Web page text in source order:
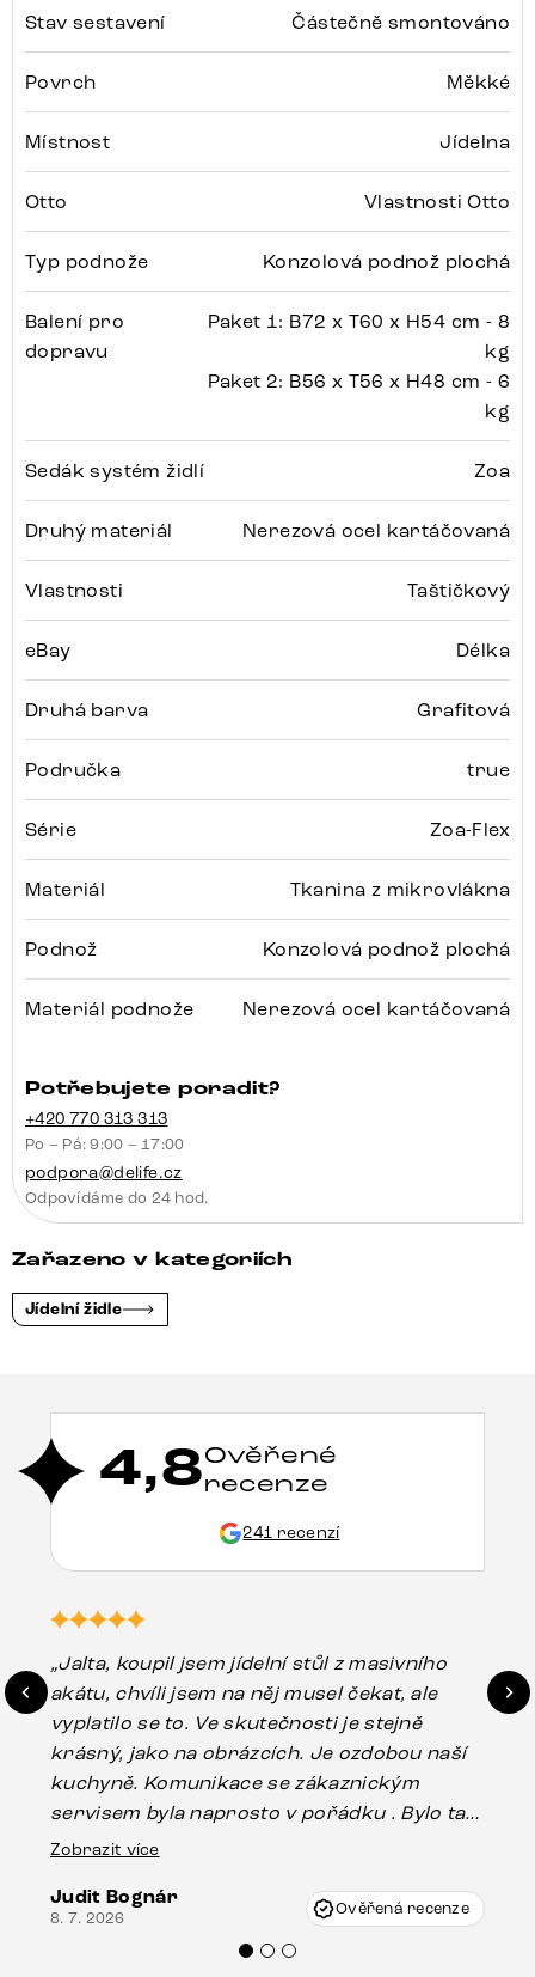
Stav sestavení Částečně smontováno
Povrch Měkké
Místnost Jídelna
Otto Vlastnosti Otto
Typ podnože Konzolová podnož plochá
Balení pro
dopravu
Paket 1: B72 x T60 x H54 cm - 8
kg
Paket 2: B56 x T56 x H48 cm - 6
kg
Sedák systém židlí Zoa
Druhý materiál Nerezová ocel kartáčovaná
Vlastnosti Taštičkový
eBay Délka
Druhá barva Grafitová
Područka true
Série Zoa-Flex
Materiál Tkanina z mikrovlákna
Podnož Konzolová podnož plochá
Materiál podnože Nerezová ocel kartáčovaná
Potřebujete poradit?
+420 770 313 313
Po – Pá: 9:00 – 17:00
podpora@delife.cz
Odpovídáme do 24 hod.
Zařazeno v kategoriích
Jídelní židle
4,8Ověřené
recenze
241 recenzí
„Jalta, koupil jsem jídelní stůl z masivního
akátu, chvíli jsem na něj musel čekat, ale
vyplatilo se to. Ve skutečnosti je stejně
krásný, jako na obrázcích. Je ozdobou naší
kuchyně. Komunikace se zákaznickým
servisem byla naprosto v pořádku . Bylo tam
drobné poškození u nohy stolu, které mohlo
Vincze mi velmi korektně vyšli vstříc.
Doporučuji produkty Delife všem.“
Zobrazit více
Judit Bognár
8. 7. 2026 Ověřená recenze